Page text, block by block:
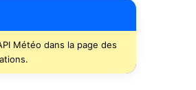
Météo dans la page des